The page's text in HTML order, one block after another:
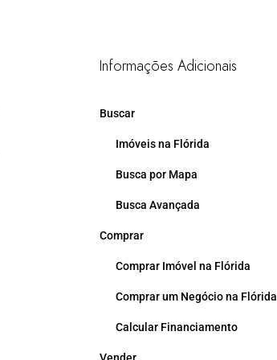
Informações Adicionais
Buscar
Imóveis na Flórida
Busca por Mapa
Busca Avançada
Comprar
Comprar Imóvel na Flórida
Comprar um Negócio na Flórida
Calcular Financiamento